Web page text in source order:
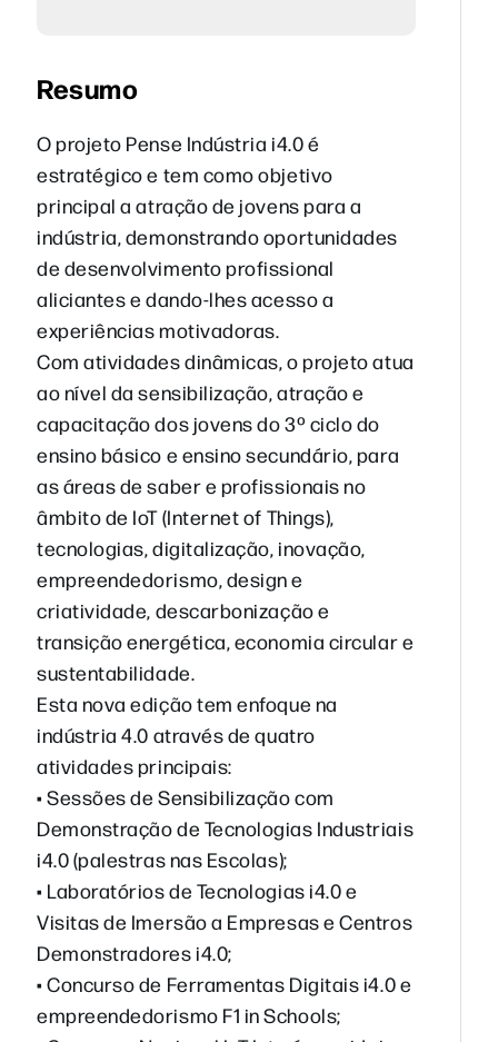
Resumo
O projeto Pense Indústria i4.0 é
estratégico e tem como objetivo
principal a atração de jovens para a
indústria, demonstrando oportunidades
de desenvolvimento profissional
aliciantes e dando-lhes acesso a
experiências motivadoras.
Com atividades dinâmicas, o projeto atua
ao nível da sensibilização, atração e
capacitação dos jovens do 3º ciclo do
ensino básico e ensino secundário, para
as áreas de saber e profissionais no
âmbito de IoT (Internet of Things),
tecnologias, digitalização, inovação,
empreendedorismo, design e
criatividade, descarbonização e
transição energética, economia circular e
sustentabilidade.
Esta nova edição tem enfoque na
indústria 4.0 através de quatro
atividades principais:
• Sessões de Sensibilização com
Demonstração de Tecnologias Industriais
i4.0 (palestras nas Escolas);
• Laboratórios de Tecnologias i4.0 e
Visitas de Imersão a Empresas e Centros
Demonstradores i4.0;
• Concurso de Ferramentas Digitais i4.0 e
empreendedorismo F1 in Schools;